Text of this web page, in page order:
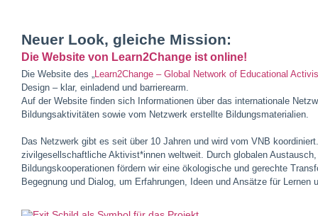
Neuer Look, gleiche Mission:
Die Website von Learn2Change ist online!
Die Website des „Learn2Change – Global Network of Educational
Design – klar, einladend und barrierearm.
Auf der Website finden sich Informationen über das internationale
Bildungsaktivitäten sowie vom Netzwerk erstellte Bildungsmaterialien.
Das Netzwerk gibt es seit über 10 Jahren und wird vom VNB
zivilgesellschaftliche Aktivist*innen weltweit. Durch globalen
Bildungskooperationen fördern wir eine ökologische und gerechte
Begegnung und Dialog, um Erfahrungen, Ideen und Ansätze für Lernen